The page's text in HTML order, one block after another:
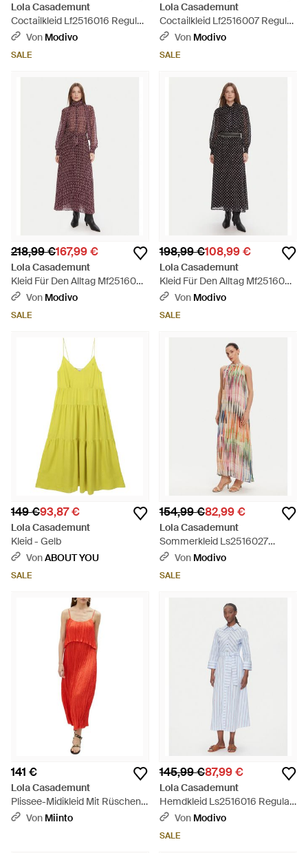
Lola Casademunt
Coctailkleid Lf2516016 Regular
Fit - Mehrfarbig
Von Modivo
SALE
Lola Casademunt
Coctailkleid Lf2516007 Regular
Fit - Schwarz
Von Modivo
SALE
218,99 €167,99 €
Lola Casademunt
Kleid Für Den Alltag Mf2516005
Regular Fit - Rot
Von Modivo
SALE
198,99 €108,99 €
Lola Casademunt
Kleid Für Den Alltag Mf2516006
Regular Fit - Schwarz
Von Modivo
SALE
149 €93,87 €
Lola Casademunt
Kleid - Gelb
VonABOUT YOU
SALE
154,99 €82,99 €
Lola Casademunt
Sommerkleid Ls2516027
Relaxed Fit - Mehrfarbig
Von Modivo
SALE
141 €
Lola Casademunt
Plissee-Midikleid Mit Rüschen -
RotVon Miinto
145,99 €87,99 €
Lola Casademunt
Hemdkleid Ls2516016 Regular
Fit - Blau
Von Modivo
SALE